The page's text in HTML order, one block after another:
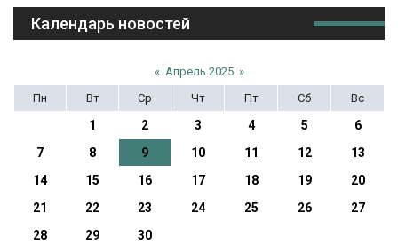
Календарь новостей
« Апрель 2025 »
Пн
Вт Ср Чт Пт Сб Вс
1 2 3 4 5
6
7
8 9 10 11 12
13
14
15 16 17 18 19
20
21
22 23 24 25 26
27
28
29 30